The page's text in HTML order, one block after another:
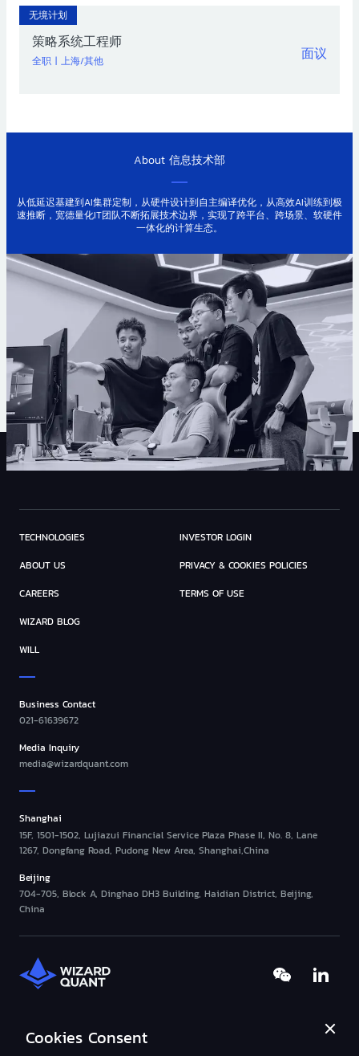
Cookies Consent
无境计划
策略系统工程师
全职 | 上海/其他
面议
About 信息技术部
从低延迟基建到AI集群定制，从硬件设计到自主编译优化，从高效AI训练到极
速推断，宽德量化IT团队不断拓展技术边界，实现了跨平台、跨场景、软硬件
一体化的计算生态。
TECHNOLOGIES
ABOUT US
CAREERS
WIZARD BLOG
WILL
INVESTOR LOGIN
PRIVACY & COOKIES POLICIES
TERMS OF USE
Business Contact
021-61639672
Media Inquiry
media@wizardquant.com
Shanghai
15F, 1501-1502, Lujiazui Financial Service Plaza Phase II, No. 8, Lane
1267, Dongfang Road, Pudong New Area, Shanghai,China
Beijing
704-705, Block A, Dinghao DH3 Building, Haidian District, Beijing,
China
©2013-2026Wizard-Quant All Rights Reserved.